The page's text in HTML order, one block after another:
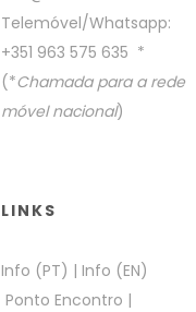
Telemóvel/Whatsapp:
+351 963 575 635 *
(*Chamada para a rede
móvel nacional)
LINKS
Info (PT) | Info (EN)
Ponto Encontro |